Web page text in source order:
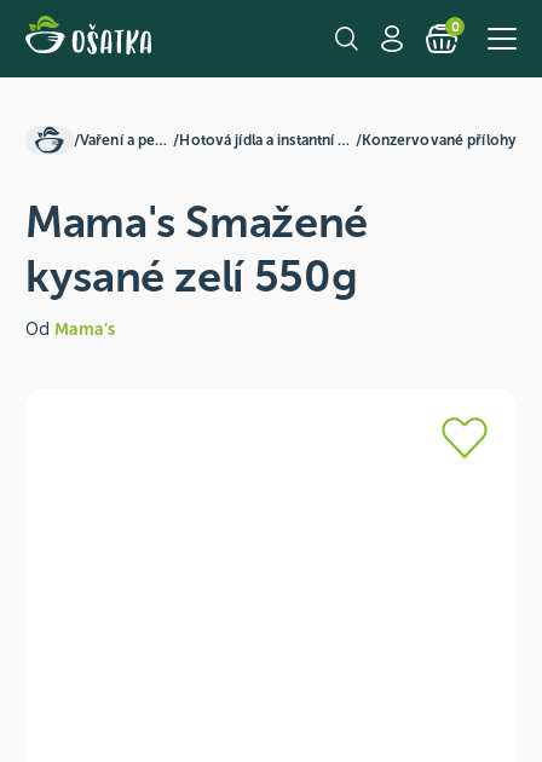
0
/ Vaření a pečení / Hotová jídla a instantní směsi /Konzervované přílohy
Mama's Smažené
kysané zelí 550g
Od Mama's